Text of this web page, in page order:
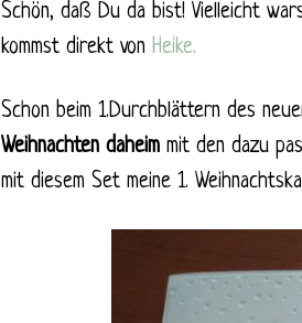
Schön, daß Du da bist! Vielleicht
kommst direkt von Heike.
Schon beim 1.Durchblättern des
Weihnachten daheim mit den dazu
mit diesem Set meine 1.